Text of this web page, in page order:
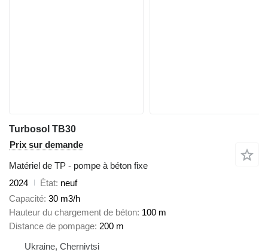
Turbosol TB30
Prix sur demande
Matériel de TP - pompe à béton fixe
2024
État neuf
Capacité 30 m3/h
Hauteur du chargement de béton 100 m
Distance de pompage 200 m
Ukraine, Chernivtsi